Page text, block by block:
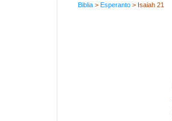
Biblia >Esperanto > Isaiah 21